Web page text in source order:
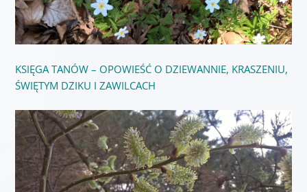
KSIĘGA TANÓW – OPOWIEŚĆ O DZIEWANNIE, KRASZENIU,
ŚWIĘTYM DZIKU I ZAWILCACH